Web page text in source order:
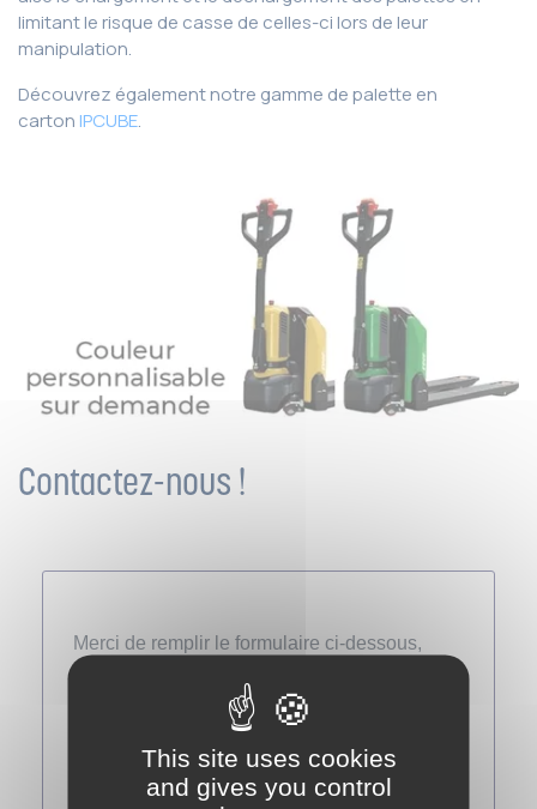
limitant le risque de casse de celles-ci lors de leur
manipulation.
Découvrez également notre gamme de palette en
carton IPCUBE.
Contactez-nous !
This site uses cookies
and gives you control